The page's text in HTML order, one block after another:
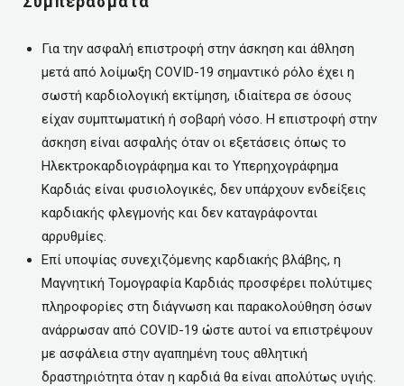
Για την ασφαλή επιστροφή στην άσκηση και άθληση
μετά από λοίμωξη COVID-19 σημαντικό ρόλο έχει η
σωστή καρδιολογική εκτίμηση, ιδιαίτερα σε όσους
είχαν συμπτωματική ή σοβαρή νόσο. Η επιστροφή στην
άσκηση είναι ασφαλής όταν οι εξετάσεις όπως το
Ηλεκτροκαρδιογράφημα και το Υπερηχογράφημα
Καρδιάς είναι φυσιολογικές, δεν υπάρχουν ενδείξεις
καρδιακής φλεγμονής και δεν καταγράφονται
αρρυθμίες.
Επί υποψίας συνεχιζόμενης καρδιακής βλάβης, η
Μαγνητική Τομογραφία Καρδιάς προσφέρει πολύτιμες
πληροφορίες στη διάγνωση και παρακολούθηση όσων
ανάρρωσαν από COVID-19 ώστε αυτοί να επιστρέψουν
με ασφάλεια στην αγαπημένη τους αθλητική
δραστηριότητα όταν η καρδιά θα είναι απολύτως υγιής.